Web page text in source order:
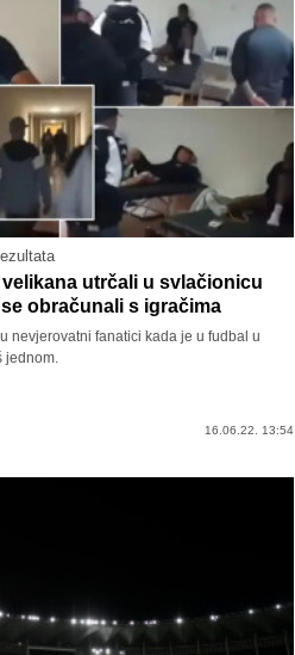
utrčali u svlačionicu
obračunali s igračima
nevjerovatni fanatici kada je u fudbal u
jednom.
16.06.22. 13:54